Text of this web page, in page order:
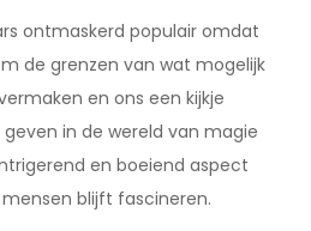
ontmaskerd populair omdat
de grenzen van wat mogelijk
en ons een kijkje
in de wereld van magie
en boeiend aspect
blijft fascineren.